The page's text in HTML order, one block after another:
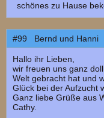
schönes zu Hause
#99 Bernd und Hanni
Hallo ihr Lieben,
wir freuen uns ganz
Welt gebracht hat und
Glück bei der Aufzucht
Ganz liebe Grüße aus
Cathy.